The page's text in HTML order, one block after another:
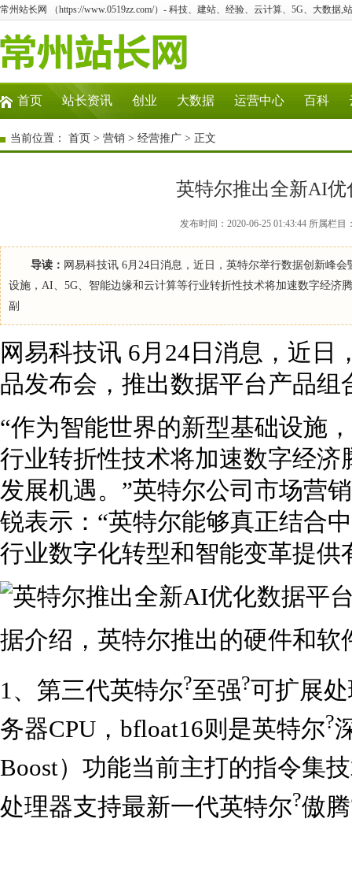
常州站长网 （https://www.0519zz.com/）- 科技、建站、经验、云计算、5G、大数据,
首页 站长资讯 创业 大数据 运营中心 百科
当前位置： 首页 > 营销 > 经营推广 > 正文
英特尔推出全新AI
发布时间：2020-06-25 01:43:44 所属栏
导读： 网易科技讯 6月24日消息，近日，英特尔举行数据创新峰
设施，AI、5G、智能边缘和云计算等行业转折性技术将加速数字经济
副
网易科技讯 6月24日消息，近
品发布会，推出数据平台产品组
“作为智能世界的新型基础设施
行业转折性技术将加速数字经
发展机遇。”英特尔公司市场营
锐表示：“英特尔能够真正结合
行业数字化转型和智能变革提供
据介绍，英特尔推出的硬件和软
1、第三代英特尔?至强?可扩展
务器CPU，bfloat16则是英特尔?
Boost）功能当前主打的指令集
处理器支持最新一代英特尔?傲